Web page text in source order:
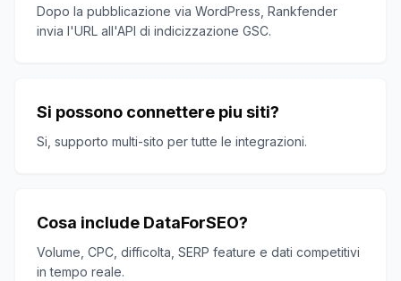
Dopo la pubblicazione via WordPress, Rankfender
invia l'URL all'API di indicizzazione GSC.
Si possono connettere piu siti?
Si, supporto multi-sito per tutte le integrazioni.
Cosa include DataForSEO?
Volume, CPC, difficolta, SERP feature e dati competitivi
in tempo reale.